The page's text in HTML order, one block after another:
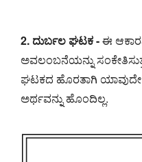
2. ದುರ್ಬಲ ಘಟಕ -ಈ
ಅವಲಂಬನೆಯನ್ನು
ಘಟಕದ ಹೊರತಾಗಿ ಯಾವುದೇ
ಅರ್ಥವನ್ನು ಹೊಂದಿಲ್ಲ.